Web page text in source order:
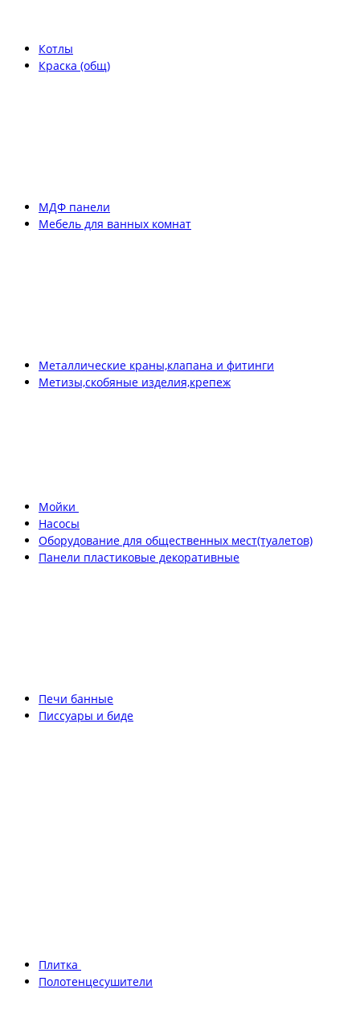
Котлы
Краска (общ)
МДФ панели
Мебель для ванных комнат
Металлические краны,клапана и фитинги
Метизы,скобяные изделия,крепеж
Мойки
Насосы
Оборудование для общественных мест(туалетов)
Панели пластиковые декоративные
Печи банные
Писсуары и биде
Плитка
Полотенцесушители